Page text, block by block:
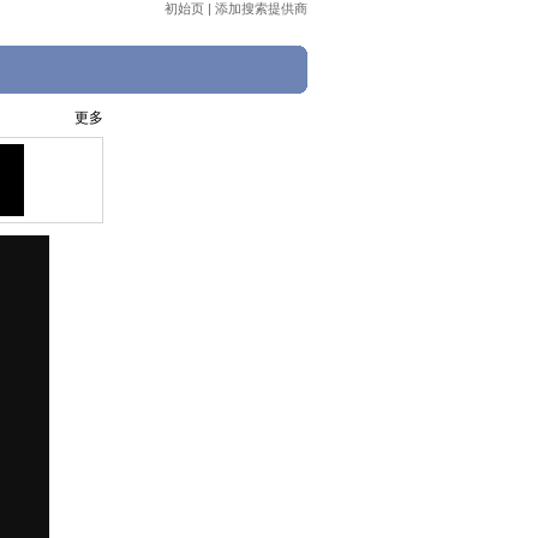
初始页 | 添加搜索提供商
更多